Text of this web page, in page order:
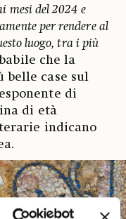
mesi del 2024 e
per rendere al
luogo, tra i più
che la
belle case sul
di
di età
indicano